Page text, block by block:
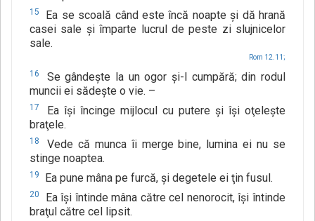
15
Ea se scoală când este încă noapte şi dă hrană
casei sale şi împarte lucrul de peste zi slujnicelor
sale.
Rom 12.11;
16
Se gândeşte la un ogor şi-l cumpără; din rodul
muncii ei sădeşte o vie. –
17
Ea îşi încinge mijlocul cu putere şi îşi oţeleşte
braţele.
18
Vede că munca îi merge bine, lumina ei nu se
stinge noaptea.
19 Ea pune mâna pe furcă, şi degetele ei ţin fusul.
20
Ea îşi întinde mâna către cel nenorocit, îşi întinde
braţul către cel lipsit.